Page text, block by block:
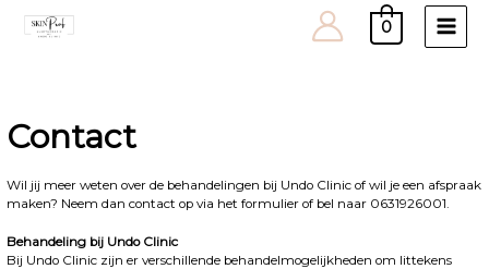
0
Main
Contact
Wil jij meer weten over de behandelingen bij Undo Clinic of wil je een afspraak
maken? Neem dan contact op via het formulier of bel naar 0631926001.
Behandeling bij Undo Clinic
Bij Undo Clinic zijn er verschillende behandelmogelijkheden om littekens